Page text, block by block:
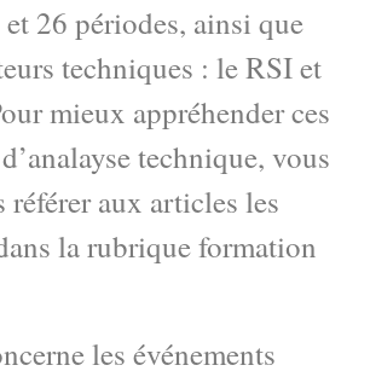
26 périodes, ainsi que
techniques : le RSI et
mieux appréhender ces
technique, vous
référer aux articles les
la rubrique formation
les événements